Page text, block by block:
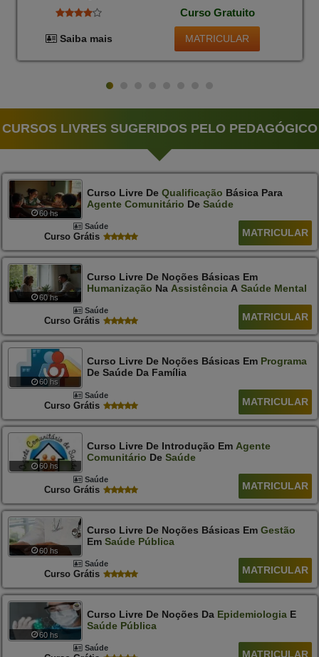
Curso Gratuito
Saiba mais MATRICULAR
CURSOS LIVRES SUGERIDOS PELO PEDAGÓGICO
60 hs
Curso Livre De Qualificação Básica Para
Agente Comunitário De Saúde
Saúde
Curso Grátis MATRICULAR
60 hs
Curso Livre De Noções Básicas Em
Humanização Na AssistênciaA Saúde Mental
Saúde
Curso Grátis MATRICULAR
60 hs
Curso Livre De Noções Básicas Em Programa
De Saúde Da Família
Saúde
Curso Grátis MATRICULAR
60 hs
Curso Livre De Introdução Em Agente
Comunitário De Saúde
Saúde
Curso Grátis MATRICULAR
60 hs
Curso Livre De Noções Básicas Em Gestão
Em Saúde Pública
Saúde
Curso Grátis MATRICULAR
60 hs
Curso Livre De Noções Da EpidemiologiaE
Saúde Pública
Saúde
MATRICULAR